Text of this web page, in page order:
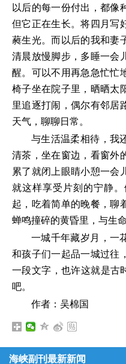
以后的每一份付出，都像
但它正在生长。将四月写
蕤生光。而以后的我和妻
清晨放慢脚步，多睡一会
醒。可以不用再急急忙忙
椅子坐在院子里，晒晒太
里追逐打闹，偶尔有邻居
天气，聊聊日常。
与生活温柔相待，我
清茶，坐在窗边，看窗外
累了就闭上眼睛小憩一会
就这样享受片刻的宁静
起，吃着简单的晚餐，聊
蝉鸣撞碎的黄昏里，与生
一城千年藏岁月，一
和孩子们一起品一城过往
一段文字，也许这就是古
吧。
作者：吴棉国
海峡副刊最新新闻